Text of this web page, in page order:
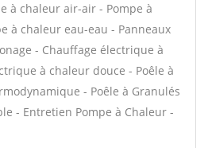
à chaleur air-air - Pompe à
à chaleur eau-eau - Panneaux
- Chauffage électrique à
à chaleur douce - Poêle à
- Poêle à Granulés
- Entretien Pompe à Chaleur -